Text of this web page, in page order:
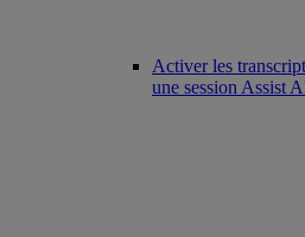
Activer les
une session Assist